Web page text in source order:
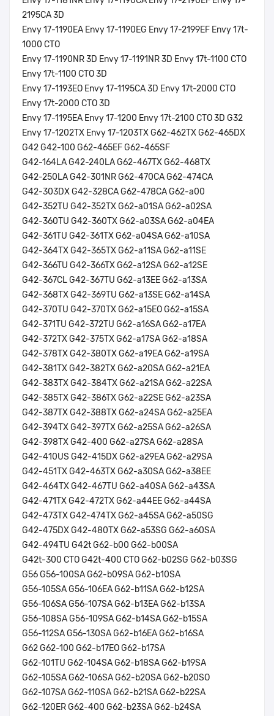
2195CA 3D
Envy 17-1190EA Envy 17-1190EG Envy 17-2199EF Envy 17t-
1000 CTO
Envy 17-1190NR 3D Envy 17-1191NR 3D Envy 17t-1100 CTO
Envy 17t-1100 CTO 3D
Envy 17-1193EO Envy 17-1195CA 3D Envy 17t-2000 CTO
Envy 17t-2000 CTO 3D
Envy 17-1195EA Envy 17-1200 Envy 17t-2100 CTO 3D G32
Envy 17-1202TX Envy 17-1203TX G62-462TX G62-465DX
G42 G42-100 G62-465EF G62-465SF
G42-164LA G42-240LA G62-467TX G62-468TX
G42-250LA G42-301NR G62-470CA G62-474CA
G42-303DX G42-328CA G62-478CA G62-a00
G42-352TU G42-352TX G62-a01SA G62-a02SA
G42-360TU G42-360TX G62-a03SA G62-a04EA
G42-361TU G42-361TX G62-a04SA G62-a10SA
G42-364TX G42-365TX G62-a11SA G62-a11SE
G42-366TU G42-366TX G62-a12SA G62-a12SE
G42-367CL G42-367TU G62-a13EE G62-a13SA
G42-368TX G42-369TU G62-a13SE G62-a14SA
G42-370TU G42-370TX G62-a15EO G62-a15SA
G42-371TU G42-372TU G62-a16SA G62-a17EA
G42-372TX G42-375TX G62-a17SA G62-a18SA
G42-378TX G42-380TX G62-a19EA G62-a19SA
G42-381TX G42-382TX G62-a20SA G62-a21EA
G42-383TX G42-384TX G62-a21SA G62-a22SA
G42-385TX G42-386TX G62-a22SE G62-a23SA
G42-387TX G42-388TX G62-a24SA G62-a25EA
G42-394TX G42-397TX G62-a25SA G62-a26SA
G42-398TX G42-400 G62-a27SA G62-a28SA
G42-410US G42-415DX G62-a29EA G62-a29SA
G42-451TX G42-463TX G62-a30SA G62-a38EE
G42-464TX G42-467TU G62-a40SA G62-a43SA
G42-471TX G42-472TX G62-a44EE G62-a44SA
G42-473TX G42-474TX G62-a45SA G62-a50SG
G42-475DX G42-480TX G62-a53SG G62-a60SA
G42-494TU G42t G62-b00 G62-b00SA
G42t-300 CTO G42t-400 CTO G62-b02SG G62-b03SG
G56 G56-100SA G62-b09SA G62-b10SA
G56-105SA G56-106EA G62-b11SA G62-b12SA
G56-106SA G56-107SA G62-b13EA G62-b13SA
G56-108SA G56-109SA G62-b14SA G62-b15SA
G56-112SA G56-130SA G62-b16EA G62-b16SA
G62 G62-100 G62-b17EO G62-b17SA
G62-101TU G62-104SA G62-b18SA G62-b19SA
G62-105SA G62-106SA G62-b20SA G62-b20SO
G62-107SA G62-110SA G62-b21SA G62-b22SA
G62-120ER G62-400 G62-b23SA G62-b24SA